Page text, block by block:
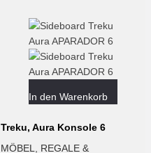
In den Warenkorb
Treku, Aura Konsole 6
MÖBEL
REGALE &